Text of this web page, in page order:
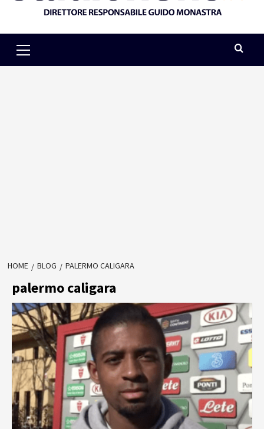
Menu
HOME BLOG PALERMO CALIGARA
palermo caligara